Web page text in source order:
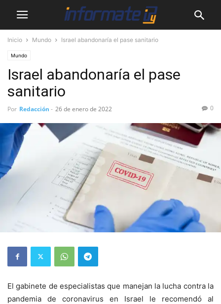
Inicio Mundo Israel abandonaría el pase sanitario
Mundo
Israel abandonaría el pase
sanitario
Por Redacción - 26 de enero de 2022 0
El gabinete de especialistas que manejan la lucha contra la
pandemia de coronavirus en Israel le recomendó al